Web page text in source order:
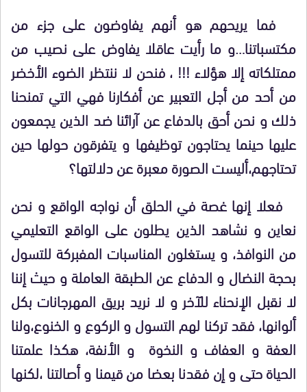
فما يريحهم هو أنهم يفاوضون على جزء من
مكتسباتنا…و ما رأيت عاقلا يفاوض على نصيب من
ممتلكاته إلا هؤلاء!!! ، فنحن لا ننتظر الضوء الأخضر
من أحد من أجل التعبير عن أفكارنا فهي التي تمنحنا
ذلك و نحن أحق بالدفاع عن آرائنا ضد الذين يجمعون
عليها حينما يحتاجون توظيفها و يتفرقون حولها حين
تحتاجهم،أليست الصورة معبرة عن دلالتها؟
فعلا إنها غصة في الحلق أن نواجه الواقع و نحن
نعاين و نشاهد الذين يطلون على الواقع التعليمي
من النوافذ، و يستغلون المناسبات المفبركة للتسول
بحجة النضال و الدفاع عن الطبقة العاملة و حيث إننا
لا نقبل الإنحناء للآخر و لا نريد بريق المهرجانات بكل
ألوانها، فقد تركنا لهم التسول و الركوع و الخنوع،ولنا
العفة و العفاف و النخوة و الأنفة، هكذا علمتنا
الحياة حتى و إن فقدنا بعضا من قيمنا و أصالتنا ،لكنها